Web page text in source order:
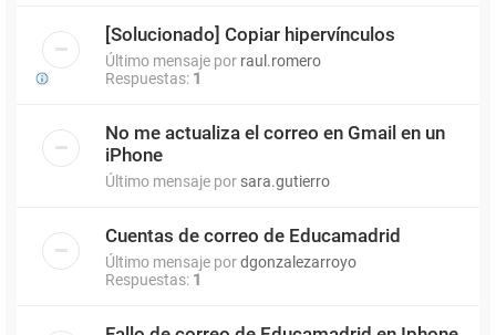
[Solucionado] Copiar hipervínculos
Último mensaje por raul.romero
Respuestas: 1
No me actualiza el correo en Gmail en un
iPhone
Último mensaje por sara.gutierro
Cuentas de correo de Educamadrid
Último mensaje pordgonzalezarroyo
Respuestas: 1